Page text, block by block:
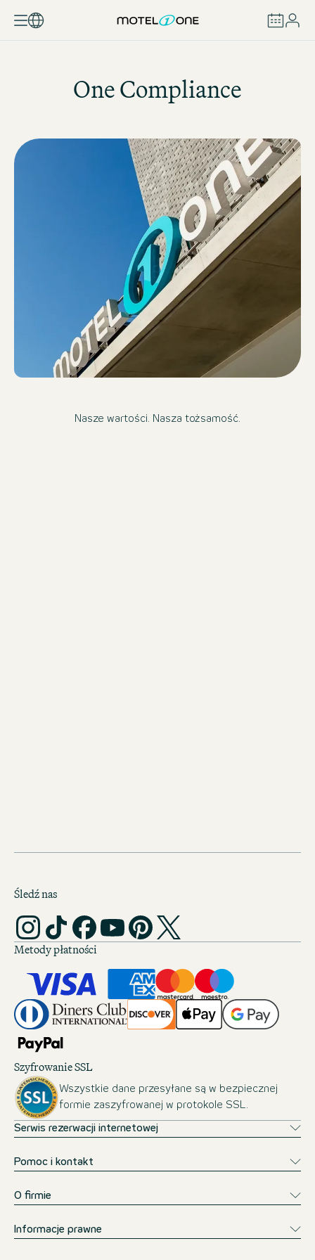
One Compliance
Nasze wartości. Nasza tożsamość.
Śledź nas
Metody płatności
Szyfrowanie SSL
Wszystkie dane przesyłane są w bezpiecznej
formie zaszyfrowanej w protokole SSL.
Serwis rezerwacji internetowej
Pomoc i kontakt
O firmie
Informacje prawne